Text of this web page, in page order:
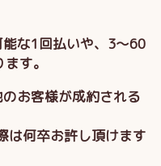
な1回払いや、3～60
す。
お客様が成約される
何卒お許し頂けます